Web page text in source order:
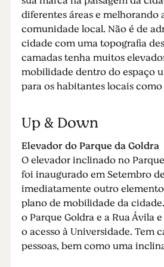
diferentes áreas e melhorando
comunidade local. Não é de
cidade com uma topografia
camadas tenha muitos
mobilidade dentro do espaço
para os habitantes locais
Up & Down
Elevador do Parque da Goldra
O elevador inclinado no
foi inaugurado em Setembro
imediatamente outro
plano de mobilidade da
o Parque Goldra e a Rua Ávila
o acesso à Universidade. Tem
pessoas, bem como uma